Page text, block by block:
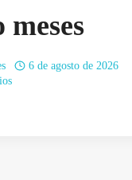
6 de agosto de 2026